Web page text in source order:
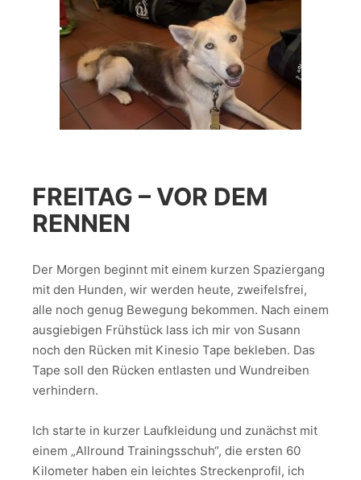
FREITAG – VOR DEM
RENNEN
Der Morgen beginnt mit einem kurzen Spaziergang
mit den Hunden, wir werden heute, zweifelsfrei,
alle noch genug Bewegung bekommen. Nach einem
ausgiebigen Frühstück lass ich mir von Susann
noch den Rücken mit Kinesio Tape bekleben. Das
Tape soll den Rücken entlasten und Wundreiben
verhindern.
Ich starte in kurzer Laufkleidung und zunächst mit
einem „Allround Trainingsschuh“, die ersten 60
Kilometer haben ein leichtes Streckenprofil, ich